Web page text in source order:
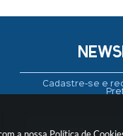
Cadastre-se e